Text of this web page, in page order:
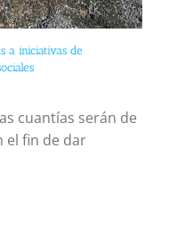
a iniciativas de
cuantías serán de
el fin de dar